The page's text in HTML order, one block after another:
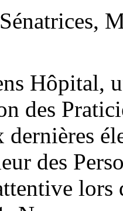
Hôpital,
des
des